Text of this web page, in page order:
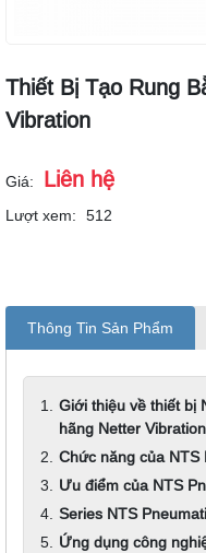
Thiết Bị Tạo Rung
Vibration
Giá: Liên hệ
Lượt xem: 512
Thông Tin Sản Phẩm
Giới thiệu về thiết bị
hãng Netter Vibration
Chức năng của NTS
Ưu điểm của NTS
Series NTS
Ứng dụng công